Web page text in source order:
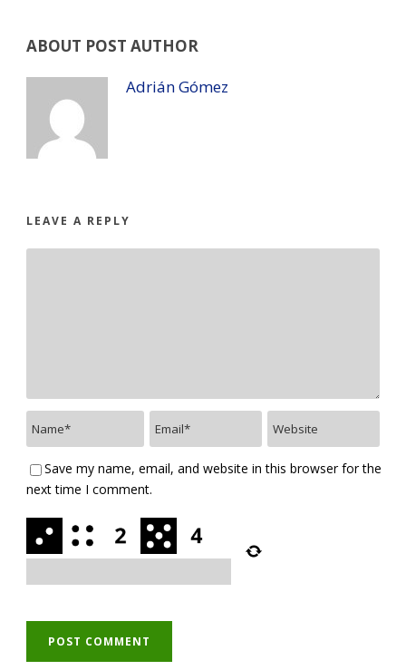
ABOUT POST AUTHOR
Adrián Gómez
LEAVE A REPLY
Save my name, email, and website in this browser for the
next time I comment.